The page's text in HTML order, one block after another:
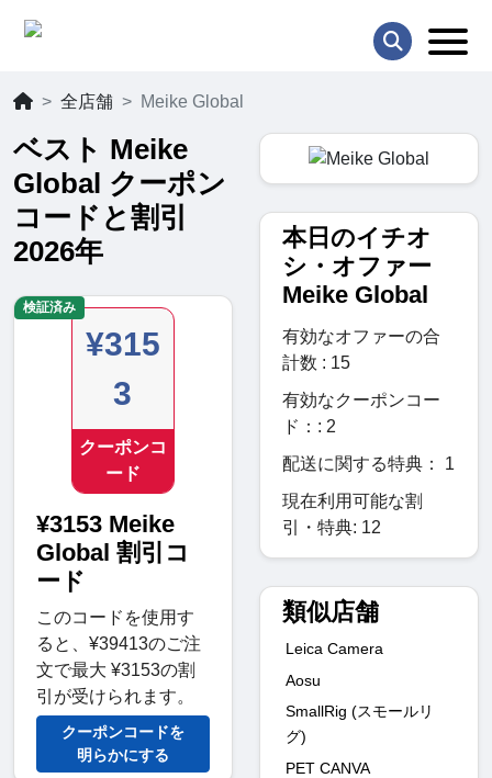
全店舗 Meike Global
ベスト Meike
Global クーポン
コードと割引
2026年
¥315
3
クーポンコ
ード
¥3153 Meike
Global 割引コ
ード
このコードを使用す
ると、¥39413のご注
文で最大 ¥3153の割
引が受けられます。
クーポンコードを
明らかにする
検証済み
本日のイチオ
シ・オファー
Meike Global
有効なオファーの合
計数 : 15
有効なクーポンコー
ド：: 2
配送に関する特典： 1
現在利用可能な割
引・特典: 12
類似店舗
Leica Camera
Aosu
SmallRig (スモールリ
グ)
PET CANVA